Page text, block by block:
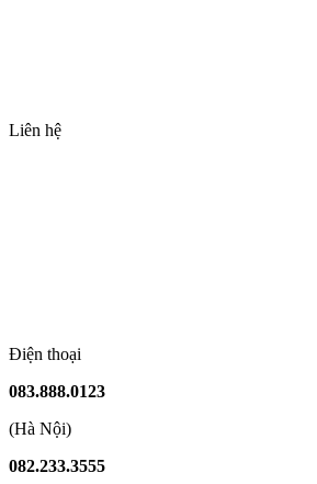
Liên hệ
Điện thoại
083.888.0123
(Hà Nội)
082.233.3555